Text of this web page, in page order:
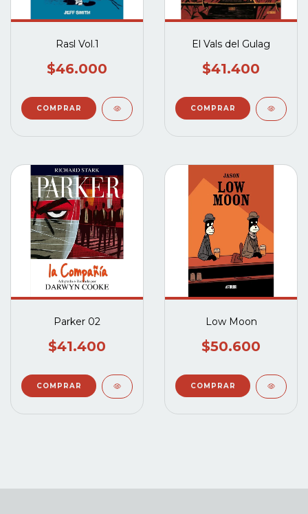
Rasl Vol.1
$46.000
El Vals del Gulag
$41.400
Parker 02
$41.400
Low Moon
$50.600